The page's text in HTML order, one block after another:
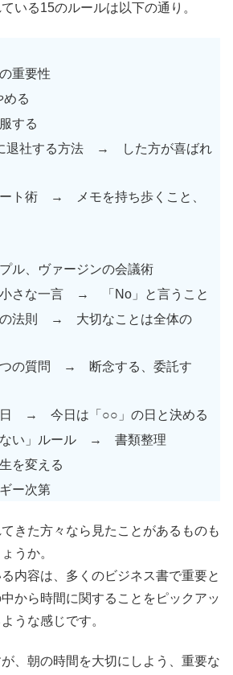
いる15のルールは以下の通り。
重要性
める
する
退社する方法 → した方が喜ばれ
ート術 → メモを持ち歩くこと、
ル、ヴァージンの会議術
小さな一言 → 「No」と言うこと
の法則 → 大切なことは全体の
つの質問 → 断念する、委託す
日 → 今日は「○○」の日と決める
ない」ルール → 書類整理
を変える
ー次第
きた方々なら見たことがあるものも
うか。
内容は、多くのビジネス書で重要と
から時間に関することをピックアッ
うな感じです。
、朝の時間を大切にしよう、重要な